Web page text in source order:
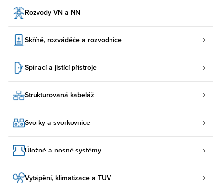
Rozvody VN a NN
Skříně, rozváděče a rozvodnice
Spínací a jistící přístroje
Strukturovaná kabeláž
Svorky a svorkovnice
Úložné a nosné systémy
Vytápění, klimatizace a TUV